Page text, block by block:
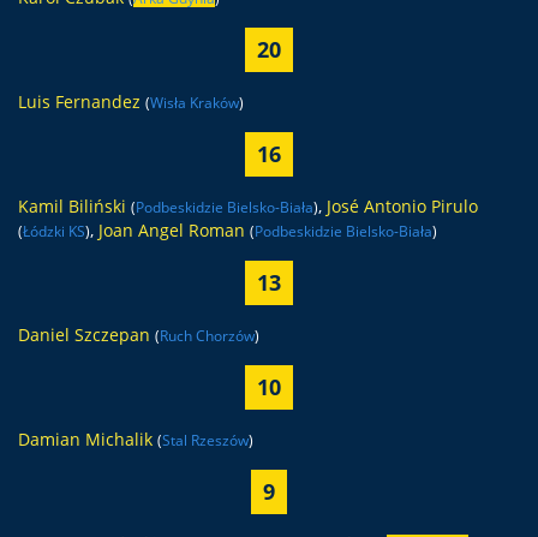
20
Luis Fernandez (Wisła Kraków)
16
Kamil Biliński (Podbeskidzie Bielsko-Biała), José Antonio Pirulo
(Łódzki KS), Joan Angel Roman (Podbeskidzie Bielsko-Biała)
13
Daniel Szczepan (Ruch Chorzów)
10
Damian Michalik (Stal Rzeszów)
9